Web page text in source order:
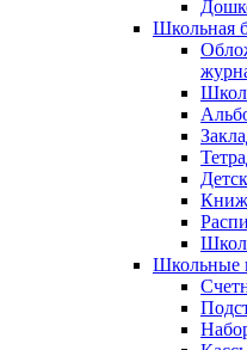
Школьная
Школьные